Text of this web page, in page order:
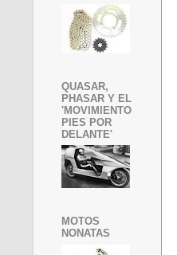
QUASAR,
PHASAR Y EL
'MOVIMIENTO
PIES POR
DELANTE'
MOTOS
NONATAS